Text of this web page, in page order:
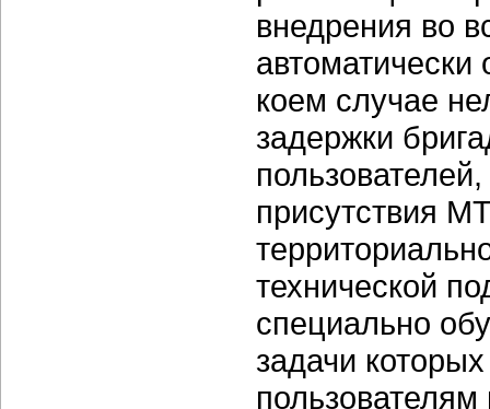
внедрения во
коем случае
задержки
присутствия
технической
специально
задачи